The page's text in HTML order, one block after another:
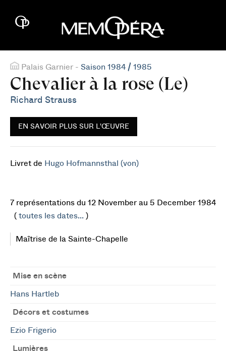
Palais Garnier - Saison 1984 / 1985
Chevalier à la rose (Le)
Richard Strauss
EN SAVOIR PLUS SUR L'ŒUVRE
Livret de Hugo Hofmannsthal (von)
7 représentations du 12 November au 5 December 1984
( toutes les dates... )
Maîtrise de la Sainte-Chapelle
Mise en scène
Hans Hartleb
Décors et costumes
Ezio Frigerio
Lumières